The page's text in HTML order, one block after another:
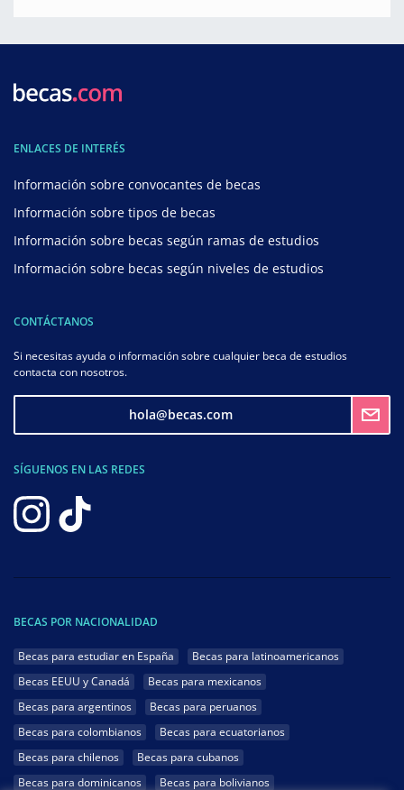
ENLACES DE INTERÉS
Información sobre convocantes de becas
Información sobre tipos de becas
Información sobre becas según ramas de estudios
Información sobre becas según niveles de estudios
CONTÁCTANOS
Si necesitas ayuda o información sobre cualquier beca de estudios
contacta con nosotros.
hola@becas.com
SÍGUENOS EN LAS REDES
BECAS POR NACIONALIDAD
Becas para estudiar en España
Becas para latinoamericanos
Becas EEUU y Canadá
Becas para mexicanos
Becas para argentinos
Becas para peruanos
Becas para colombianos
Becas para ecuatorianos
Becas para chilenos
Becas para cubanos
Becas para dominicanos
Becas para bolivianos